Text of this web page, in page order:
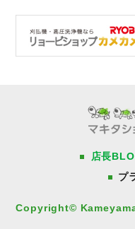
店長
プ
Copyright©